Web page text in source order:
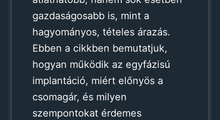
gazdaságosabb is, mint a
hagyományos, tételes árazás.
Ebben a cikkben bemutatjuk,
hogyan működik az egyfázisú
implantáció, miért előnyös a
csomagár, és milyen
szempontokat érdemes